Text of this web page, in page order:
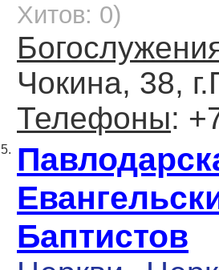
Хитов: 0)
Чокина, 38,
Телефоны:
5.
Баптистов